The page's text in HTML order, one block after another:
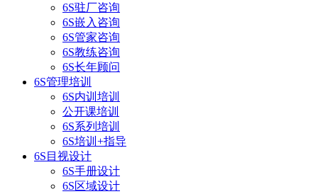
6S驻厂咨询
6S嵌入咨询
6S管家咨询
6S教练咨询
6S长年顾问
6S管理培训
6S内训培训
公开课培训
6S系列培训
6S培训+指导
6S目视设计
6S手册设计
6S区域设计